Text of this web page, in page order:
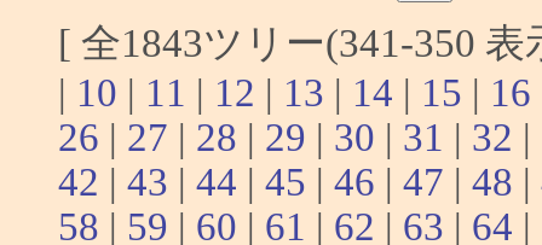
[ 全1843ツリー(341-350
| 10 | 11 | 12 | 13 | 14 | 15 | 16
26 | 27 | 28 | 29 | 30 | 31 | 32 |
42 | 43 | 44 | 45 | 46 | 47 | 48 |
58 | 59 | 60 | 61 | 62 | 63 | 64 |